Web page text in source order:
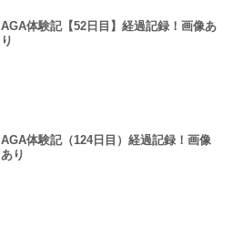
AGA体験記【52日目】経過記録！画像あ
り
AGA体験記（124日目）経過記録！画像
あり